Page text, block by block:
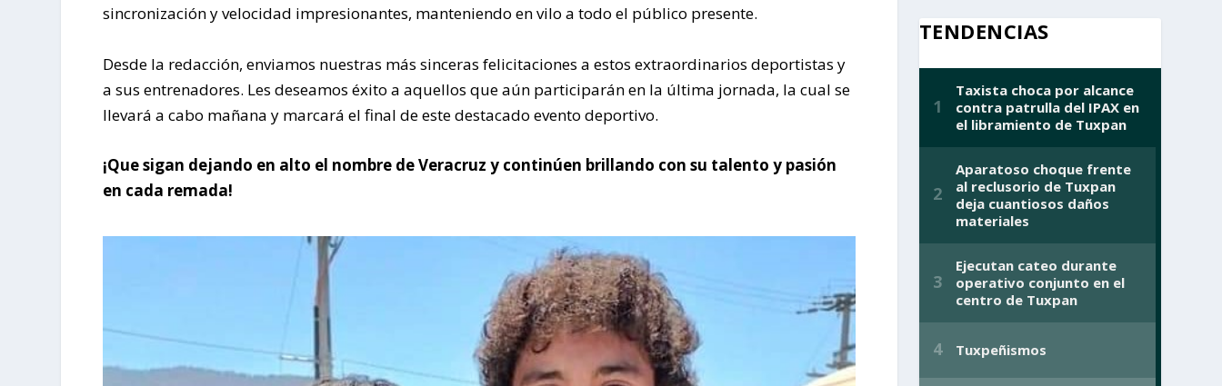
sincronización y velocidad impresionantes, manteniendo en vilo a todo el público presente.
Desde la redacción, enviamos nuestras más sinceras felicitaciones a estos extraordinarios deportistas y
a sus entrenadores. Les deseamos éxito a aquellos que aún participarán en la última jornada, la cual se
llevará a cabo mañana y marcará el final de este destacado evento deportivo.
¡Que sigan dejando en alto el nombre de Veracruz y continúen brillando con su talento y pasión
en cada remada!
TENDENCIAS